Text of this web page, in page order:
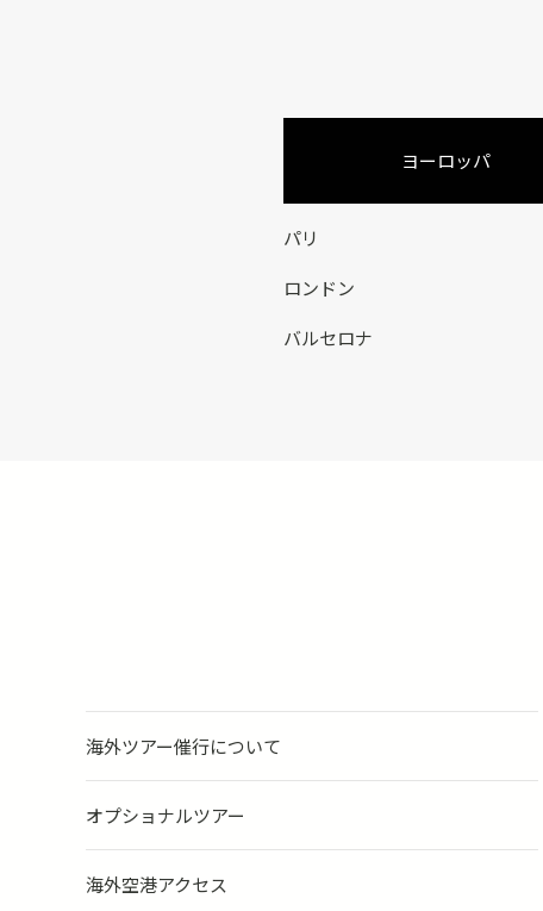
ヨーロッパ
パリ
ロンドン
バルセロナ
海外ツアー催行について
オプショナルツアー
海外空港アクセス